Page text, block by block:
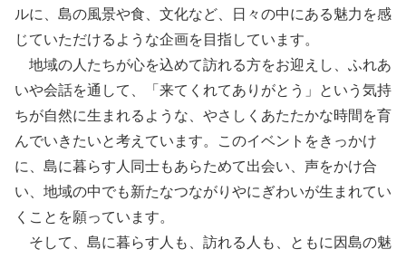
ルに、島の風景や食、文化など、日々の中にある魅力を感
じていただけるような企画を目指しています。
地域の人たちが心を込めて訪れる方をお迎えし、ふれあ
いや会話を通して、「来てくれてありがとう」という気持
ちが自然に生まれるような、やさしくあたたかな時間を育
んでいきたいと考えています。このイベントをきっかけ
に、島に暮らす人同士もあらためて出会い、声をかけ合
い、地域の中でも新たなつながりやにぎわいが生まれてい
くことを願っています。
そして、島に暮らす人も、訪れる人も、ともに因島の魅